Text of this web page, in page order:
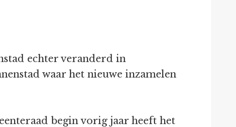
echter veranderd in
waar het nieuwe inzamelen
begin vorig jaar heeft het